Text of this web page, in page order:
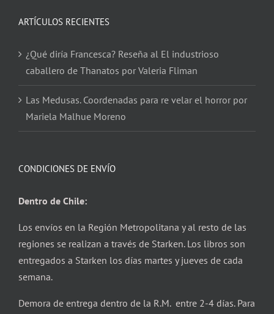
ARTÍCULOS RECIENTES
¿Qué diría Francesca? Reseña al El industrioso
caballero de Thanatos por Valeria Fliman
Las Medusas. Coordenadas para re velar el horror por
Mariela Malhue Moreno
CONDICIONES DE ENVÍO
Dentro de Chile:
Los envíos en la Región Metropolitana y al resto de las
regiones se realizan a través de Starken. Los libros son
entregados a Starken los días martes y jueves de cada
semana.
Demora de entrega dentro de la R.M. entre 2-4 días. Para